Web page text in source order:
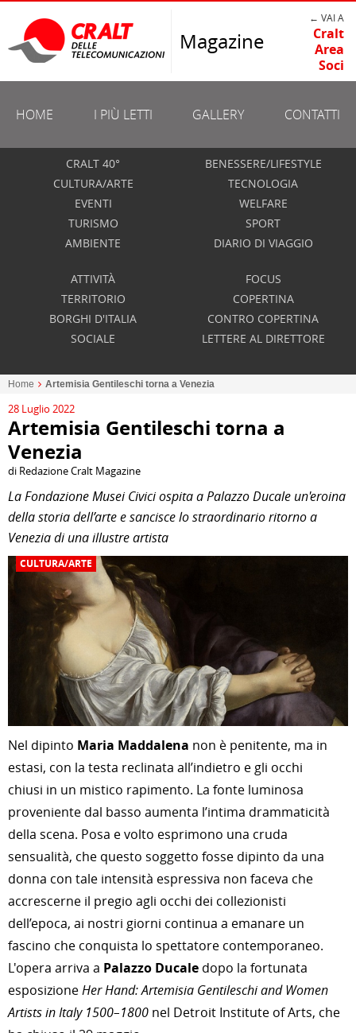
Magazine
← VAI A
Cralt
Area
Soci
HOME I PIÙ LETTI GALLERY CONTATTI
CRALT 40°
CULTURA/ARTE
EVENTI
TURISMO
AMBIENTE
BENESSERE/LIFESTYLE
TECNOLOGIA
WELFARE
SPORT
DIARIO DI VIAGGIO
ATTIVITÀ
TERRITORIO
BORGHI D'ITALIA
SOCIALE
FOCUS
COPERTINA
CONTRO COPERTINA
LETTERE AL DIRETTORE
Home Artemisia Gentileschi torna a Venezia
28 Luglio 2022
Artemisia Gentileschi torna a
Venezia
di Redazione Cralt Magazine
La Fondazione Musei Civici ospita a Palazzo Ducale un'eroina
della storia dell’arte e sancisce lo straordinario ritorno a
Venezia di una illustre artista
CULTURA/ARTE
Nel dipinto Maria Maddalena non è penitente, ma in
estasi, con la testa reclinata all’indietro e gli occhi
chiusi in un mistico rapimento. La fonte luminosa
proveniente dal basso aumenta l’intima drammaticità
della scena. Posa e volto esprimono una cruda
sensualità, che questo soggetto fosse dipinto da una
donna con tale intensità espressiva non faceva che
accrescerne il pregio agli occhi dei collezionisti
dell’epoca, ai nostri giorni continua a emanare un
fascino che conquista lo spettatore contemporaneo.
L'opera arriva a Palazzo Ducale dopo la fortunata
esposizioneHer Hand: Artemisia Gentileschi and Women
Artists in Italy 1500–1800 nel Detroit Institute of Arts, che